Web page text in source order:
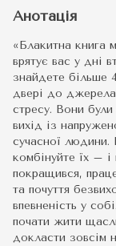
Анотація
«Блакитна книга
врятує вас у дні
знайдете більше
двері до джерела
стресу. Вони
вихід із
сучасної
комбінуйте їх –
покращився,
та почуття
впевненість у
почати жити
докласти зовсім